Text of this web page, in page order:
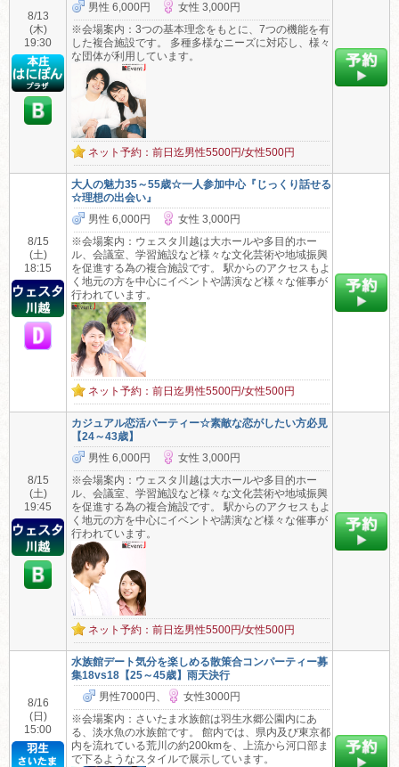
8/13
(木)
19:30
男性 6,000円
女性 3,000円
※会場案内：3つの基本理念をもとに、7つの機能を有
した複合施設です。 多種多様なニーズに対応し、様々
な団体が利用しています。
ネット予約：前日迄男性5500円/女性500円
8/15
(土)
18:15
大人の魅力35～55歳☆一人参加中心『じっくり話せる
☆理想の出会い』
男性 6,000円
女性 3,000円
※会場案内：ウェスタ川越は大ホールや多目的ホー
ル、会議室、学習施設など様々な文化芸術や地域振興
を促進する為の複合施設です。 駅からのアクセスもよ
く地元の方を中心にイベントや講演など様々な催事が
行われています。
ネット予約：前日迄男性5500円/女性500円
8/15
(土)
19:45
カジュアル恋活パーティー☆素敵な恋がしたい方必見
【24～43歳】
男性 6,000円
女性 3,000円
※会場案内：ウェスタ川越は大ホールや多目的ホー
ル、会議室、学習施設など様々な文化芸術や地域振興
を促進する為の複合施設です。 駅からのアクセスもよ
く地元の方を中心にイベントや講演など様々な催事が
行われています。
ネット予約：前日迄男性5500円/女性500円
8/16
(日)
15:00
水族館デート気分を楽しめる散策合コンパーティー募
集18vs18【25～45歳】雨天決行
男性7000円、
女性3000円
※会場案内：さいたま水族館は羽生水郷公園内にあ
る、淡水魚の水族館です。 館内では、県内及び東京都
内を流れている荒川の約200kmを、上流から河口部ま
で下るようなスタイルで展示しています。